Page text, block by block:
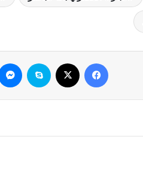
فيسبوك سكايب